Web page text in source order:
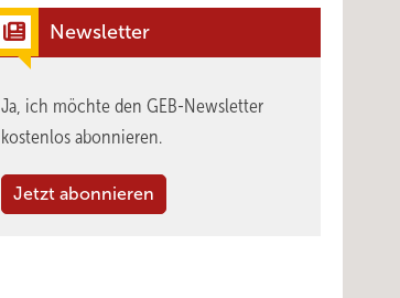
Newsletter
Ja, ich möchte den GEB-Newsletter
kostenlos abonnieren.
Jetzt abonnieren